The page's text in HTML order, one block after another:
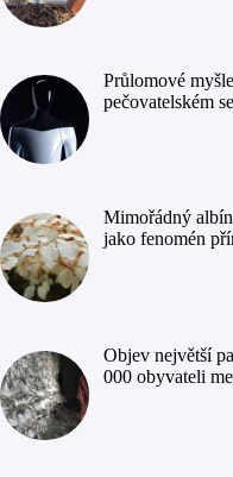
Průlomové
pečovatelském
Mimořádný
jako fenomén
Objev největší
000 obyvateli